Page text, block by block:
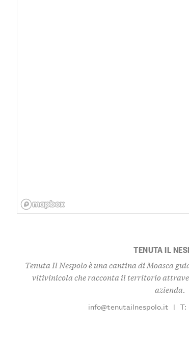
TENUTA IL
Tenuta Il Nespolo è una cantina di Moasca
vitivinicola che racconta il territorio
azienda.
info@tenutailnespolo.it | T: